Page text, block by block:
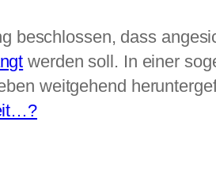
beschlossen, dass
werden soll. In einer
weitgehend